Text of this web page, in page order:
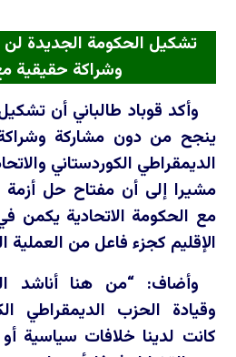
تشكيل الحكومة الجديدة
وشراكة حقيقية
وأكد قوباد طالباني أن
ينجح من دون مشاركة
الديمقراطي الكوردستاني
مشيرا إلى أن مفتاح حل أزمة
مع الحكومة الاتحادية يكمن
الإقليم كجزء فاعل من العملية
وأضاف: “من هنا أناشد
وقيادة الحزب الديمقراطي
كانت لدينا خلافات سياسية